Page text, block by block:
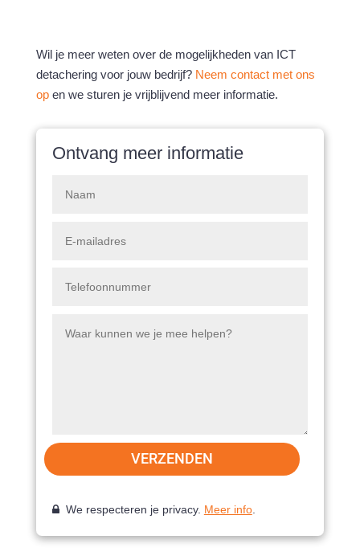
Wil je meer weten over de mogelijkheden van ICT
detachering voor jouw bedrijf? Neem contact met ons
open we sturen je vrijblijvend meer informatie.
Ontvang meer informatie
VERZENDEN
We respecteren je privacy. Meer info.